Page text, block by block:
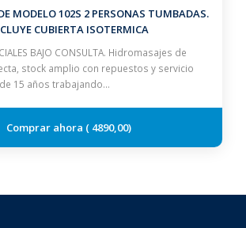
MODELO 102S 2 PERSONAS TUMBADAS.
CUBIERTA ISOTERMICA
BAJO CONSULTA. Hidromasajes de
stock amplio con repuestos y servicio
15 años trabajando…
4890,00